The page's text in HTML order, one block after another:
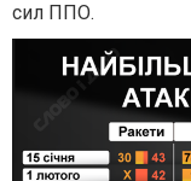
сил ППО.